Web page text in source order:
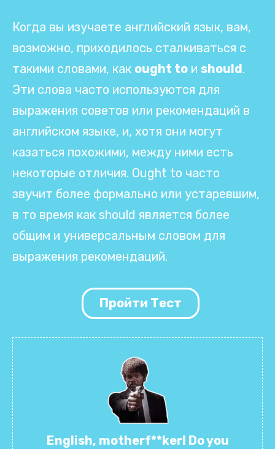
Когда вы изучаете английский язык, вам,
возможно, приходилось сталкиваться с
такими словами, как ought to и should.
Эти слова часто используются для
выражения советов или рекомендаций в
английском языке, и, хотя они могут
казаться похожими, между ними есть
некоторые отличия. Ought to часто
звучит более формально или устаревшим,
в то время как should является более
общим и универсальным словом для
выражения рекомендаций.
Пройти Тест
English, motherf**ker! Do you